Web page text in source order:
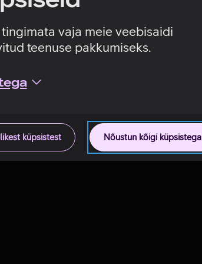
vaja meie veebisaidi
teenuse pakkumiseks.
Nõustun kõigi küpsistega
küpsistest